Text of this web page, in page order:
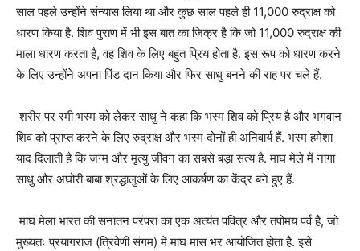
साल पहले उन्होंने संन्यास लिया था और कुछ साल पहले ही 11,000 रुद्राक्ष को
धारण किया है. शिव पुराण में भी इस बात का जिक्र है कि जो 11,000 रुद्राक्ष की
माला धारण करता है, वह शिव के लिए बहुत प्रिय होता है. इस रूप को धारण करने
के लिए उन्होंने अपना पिंड दान किया और फिर साधु बनने की राह पर चले हैं.
शरीर पर रमी भस्म को लेकर साधु ने कहा कि भस्म शिव को प्रिय है और भगवान
शिव को प्राप्त करने के लिए रुद्राक्ष और भस्म दोनों ही अनिवार्य हैं. भस्म हमेशा
याद दिलाती है कि जन्म और मृत्यु जीवन का सबसे बड़ा सत्य है. माघ मेले में नागा
साधु और अघोरी बाबा श्रद्धालुओं के लिए आकर्षण का केंद्र बने हुए हैं.
माघ मेला भारत की सनातन परंपरा का एक अत्यंत पवित्र और तपोमय पर्व है, जो
मुख्यतः प्रयागराज (त्रिवेणी संगम) में माघ मास भर आयोजित होता है. इसे